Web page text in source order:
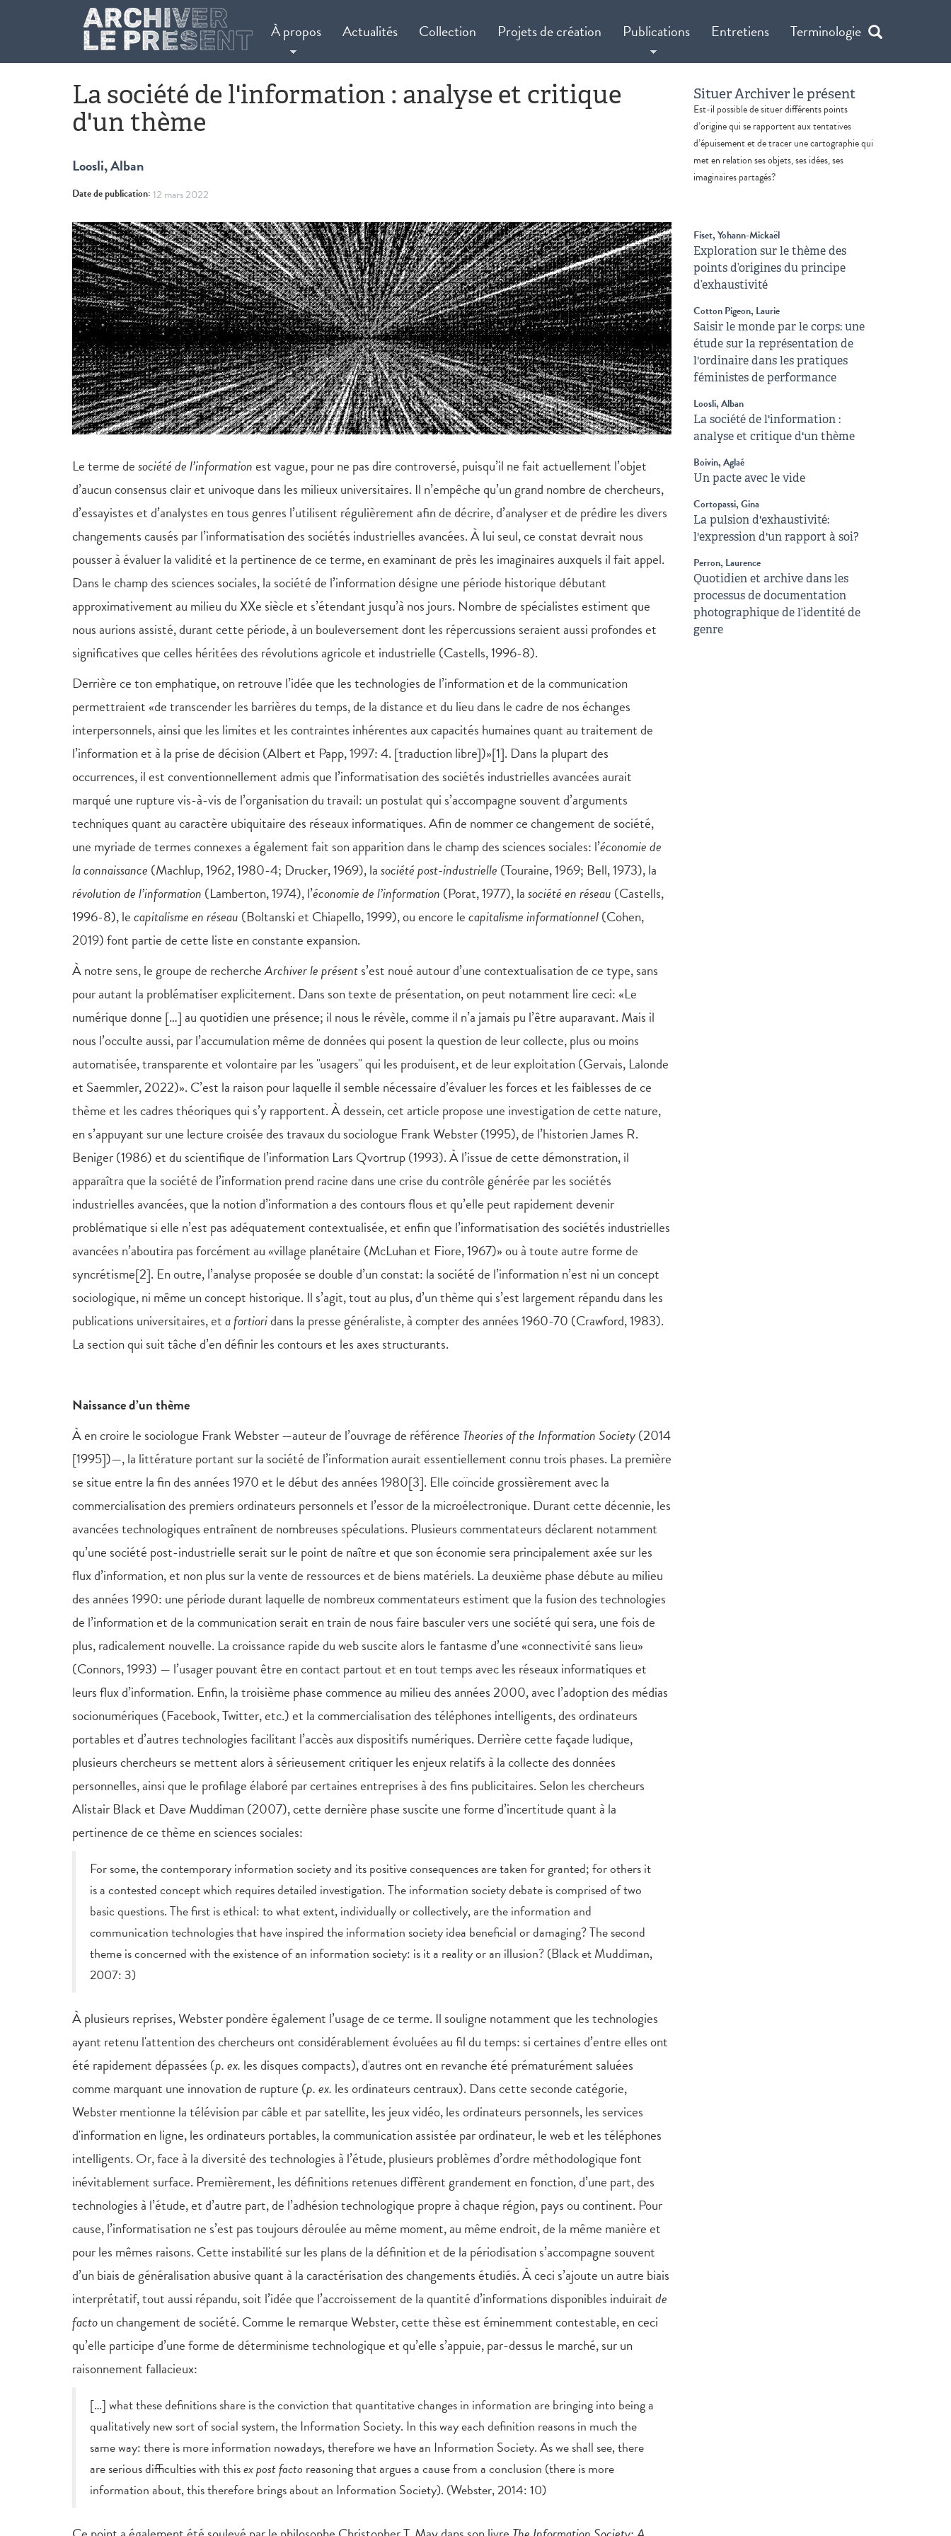
Aller au contenu principal
À propos Actualités Collection Projets de création Publications Entretiens Terminologie
La société de l'information : analyse et critique
d'un thème
Loosli, Alban
Date de publication:12 mars 2022
Le terme desociété de l’informationest vague, pour ne pas dire controversé, puisqu’il ne fait actuellement l’objet
d’aucun consensus clair et univoque dans les milieux universitaires. Il n’empêche qu’un grand nombre de chercheurs,
d’essayistes et d’analystes en tous genres l’utilisent régulièrement afin de décrire, d’analyser et de prédire les divers
changements causés par l’informatisation des sociétés industrielles avancées. À lui seul, ce constat devrait nous
pousser à évaluer la validité et la pertinence de ce terme, en examinant de près les imaginaires auxquels il fait appel.
Dans le champ des sciences sociales, la société de l’information désigne une période historique débutant
approximativement au milieu du XXe siècle et s’étendant jusqu’à nos jours. Nombre de spécialistes estiment que
nous aurions assisté, durant cette période, à un bouleversement dont les répercussions seraient aussi profondes et
significatives que celles héritées des révolutions agricole et industrielle (Castells, 1996-8).
Derrière ce ton emphatique, on retrouve l’idée que les technologies de l’information et de la communication
permettraient «de transcender les barrières du temps, de la distance et du lieu dans le cadre de nos échanges
interpersonnels, ainsi que les limites et les contraintes inhérentes aux capacités humaines quant au traitement de
l’information et à la prise de décision (Albert et Papp, 1997: 4. [traduction libre])»[1]. Dans la plupart des
occurrences, il est conventionnellement admis que l’informatisation des sociétés industrielles avancées aurait
marqué une rupture vis-à-vis de l’organisation du travail: un postulat qui s’accompagne souvent d’arguments
techniques quant au caractère ubiquitaire des réseaux informatiques. Afin de nommer ce changement de société,
une myriade de termes connexes a également fait son apparition dans le champ des sciences sociales: l’économie de
la connaissance (Machlup, 1962, 1980-4; Drucker, 1969), lasociété post-industrielle (Touraine, 1969; Bell, 1973), la
révolution de l’information (Lamberton, 1974), l’économie de l’information (Porat, 1977), lasociété en réseau (Castells,
1996-8), lecapitalisme en réseau (Boltanski et Chiapello, 1999), ou encore lecapitalisme informationnel(Cohen,
2019) font partie de cette liste en constante expansion.
À notre sens, le groupe de rechercheArchiver le présents’est noué autour d’une contextualisation de ce type, sans
pour autant la problématiser explicitement. Dans son texte de présentation, on peut notamment lire ceci: «Le
numérique donne […] au quotidien une présence; il nous le révèle, comme il n’a jamais pu l’être auparavant. Mais il
nous l’occulte aussi, par l’accumulation même de données qui posent la question de leur collecte, plus ou moins
automatisée, transparente et volontaire par les "usagers" qui les produisent, et de leur exploitation (Gervais, Lalonde
et Saemmler, 2022)». C’est la raison pour laquelle il semble nécessaire d’évaluer les forces et les faiblesses de ce
thème et les cadres théoriques qui s’y rapportent. À dessein, cet article propose une investigation de cette nature,
en s’appuyant sur une lecture croisée des travaux du sociologue Frank Webster (1995), de l’historien James R.
Beniger (1986) et du scientifique de l’information Lars Qvortrup (1993). À l’issue de cette démonstration, il
apparaîtra que la société de l’information prend racine dans une crise du contrôle générée par les sociétés
industrielles avancées, que la notion d’information a des contours flous et qu’elle peut rapidement devenir
problématique si elle n’est pas adéquatement contextualisée, et enfin que l’informatisation des sociétés industrielles
avancées n’aboutira pas forcément au «village planétaire (McLuhan et Fiore, 1967)» ou à toute autre forme de
syncrétisme[2]. En outre, l’analyse proposée se double d’un constat: la société de l’information n’est ni un concept
sociologique, ni même un concept historique. Il s’agit, tout au plus, d’un thème qui s’est largement répandu dans les
publications universitaires, eta fortioridans la presse généraliste, à compter des années 1960-70 (Crawford, 1983).
La section qui suit tâche d’en définir les contours et les axes structurants.
Naissance d’un thème
À en croire le sociologue Frank Webster —auteur de l’ouvrage de référence Theories of the Information Society(2014
[1995])—, la littérature portant sur la société de l’information aurait essentiellement connu trois phases. La première
se situe entre la fin des années 1970 et le début des années 1980[3]. Elle coïncide grossièrement avec la
commercialisation des premiers ordinateurs personnels et l’essor de la microélectronique. Durant cette décennie, les
avancées technologiques entraînent de nombreuses spéculations. Plusieurs commentateurs déclarent notamment
qu’une société post-industrielle serait sur le point de naître et que son économie sera principalement axée sur les
flux d’information, et non plus sur la vente de ressources et de biens matériels. La deuxième phase débute au milieu
des années 1990: une période durant laquelle de nombreux commentateurs estiment que la fusion des technologies
de l’information et de la communication serait en train de nous faire basculer vers une société qui sera, une fois de
plus, radicalement nouvelle. La croissance rapide du web suscite alors le fantasme d’une «connectivité sans lieu»
(Connors, 1993) — l’usager pouvant être en contact partout et en tout temps avec les réseaux informatiques et
leurs flux d’information. Enfin, la troisième phase commence au milieu des années 2000, avec l’adoption des médias
socionumériques (Facebook, Twitter, etc.) et la commercialisation des téléphones intelligents, des ordinateurs
portables et d’autres technologies facilitant l’accès aux dispositifs numériques. Derrière cette façade ludique,
plusieurs chercheurs se mettent alors à sérieusement critiquer les enjeux relatifs à la collecte des données
personnelles, ainsi que le profilage élaboré par certaines entreprises à des fins publicitaires. Selon les chercheurs
Alistair Black et Dave Muddiman (2007), cette dernière phase suscite une forme d’incertitude quant à la
pertinence de ce thème en sciences sociales:
For some, the contemporary information society and its positive consequences are taken for granted; for others it
is a contested concept which requires detailed investigation. The information society debate is comprised of two
basic questions. The first is ethical: to what extent, individually or collectively, are the information and
communication technologies that have inspired the information society idea beneficial or damaging? The second
theme is concerned with the existence of an information society: is it a reality or an illusion? (Black et Muddiman,
2007: 3)
À plusieurs reprises, Webster pondère également l’usage de ce terme. Il souligne notamment que les technologies
ayant retenu l'attention des chercheurs ont considérablement évoluées au fil du temps: si certaines d’entre elles ont
été rapidement dépassées (p. ex. les disques compacts), d'autres ont en revanche été prématurément saluées
comme marquant une innovation de rupture (p. ex. les ordinateurs centraux). Dans cette seconde catégorie,
Webster mentionne la télévision par câble et par satellite, les jeux vidéo, les ordinateurs personnels, les services
d'information en ligne, les ordinateurs portables, la communication assistée par ordinateur, le web et les téléphones
intelligents. Or, face à la diversité des technologies à l’étude, plusieurs problèmes d’ordre méthodologique font
inévitablement surface. Premièrement, les définitions retenues diffèrent grandement en fonction, d’une part, des
technologies à l’étude, et d’autre part, de l’adhésion technologique propre à chaque région, pays ou continent. Pour
cause, l’informatisation ne s’est pas toujours déroulée au même moment, au même endroit, de la même manière et
pour les mêmes raisons. Cette instabilité sur les plans de la définition et de la périodisation s’accompagne souvent
d’un biais de généralisation abusive quant à la caractérisation des changements étudiés. À ceci s’ajoute un autre biais
interprétatif, tout aussi répandu, soit l’idée que l’accroissement de la quantité d’informations disponibles induiraitde
factoun changement de société. Comme le remarque Webster, cette thèse est éminemment contestable, en ceci
qu’elle participe d’une forme de déterminisme technologique et qu’elle s’appuie, par-dessus le marché, sur un
raisonnement fallacieux:
[…] what these definitions share is the conviction that quantitative changes in information are bringing into being a
qualitatively new sort of social system, the Information Society. In this way each definition reasons in much the
same way: there is more information nowadays, therefore we have an Information Society. As we shall see, there
are serious difficulties with thisex post facto reasoning that argues a cause from a conclusion (there is more
information about, this therefore brings about an Information Society). (Webster, 2014: 10)
Situer Archiver le présent
Est-il possible de situer différents points
d’origine qui se rapportent aux tentatives
d’épuisement et de tracer une cartographie qui
met en relation ses objets, ses idées, ses
imaginaires partagés?
Fiset, Yohann-Mickaël
Exploration sur le thème des
points d’origines du principe
d’exhaustivité
Cotton Pigeon, Laurie
Saisir le monde par le corps: une
étude sur la représentation de
l'ordinaire dans les pratiques
féministes de performance
Loosli, Alban
La société de l'information :
analyse et critique d'un thème
Boivin, Aglaé
Un pacte avec le vide
Cortopassi, Gina
La pulsion d'exhaustivité:
l'expression d'un rapport à soi?
Perron, Laurence
Quotidien et archive dans les
processus de documentation
photographique de l’identité de
genre